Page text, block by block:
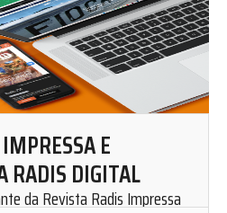
E
RADIS DIGITAL
da Revista Radis Impressa